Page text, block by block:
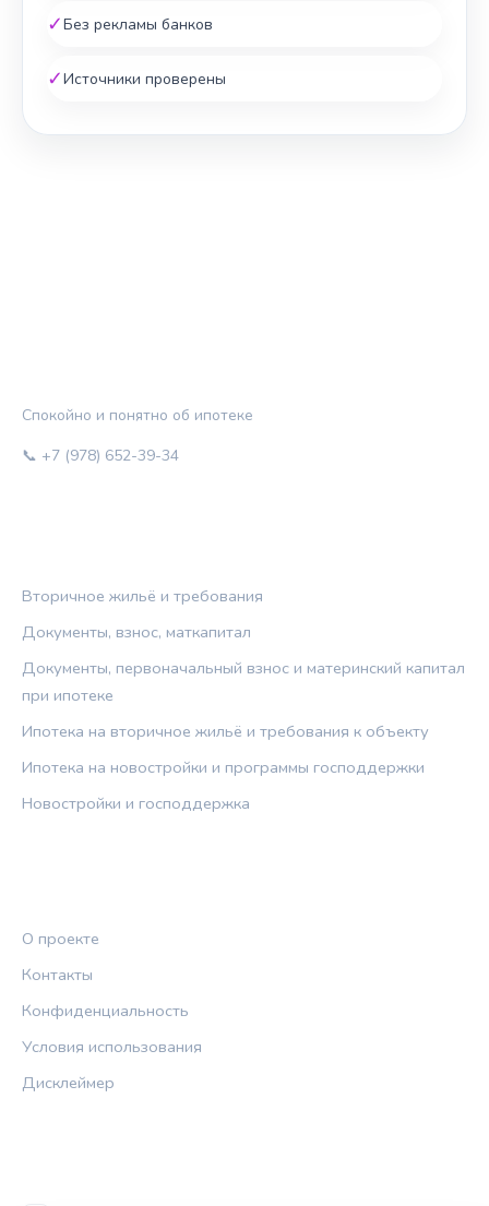
✓Без рекламы банков
✓Источники проверены
Спокойно и понятно об ипотеке
📞 +7 (978) 652-39-34
Вторичное жильё и требования
Документы, взнос, маткапитал
Документы, первоначальный взнос и материнский капитал
при ипотеке
Ипотека на вторичное жильё и требования к объекту
Ипотека на новостройки и программы господдержки
Новостройки и господдержка
О проекте
Контакты
Конфиденциальность
Условия использования
Дисклеймер